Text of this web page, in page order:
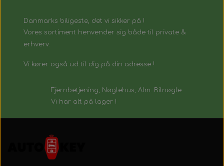
Danmarks biligeste, det vi sikker på !
Vores sortiment henvender sig både til private &
erhverv.
Vi kører også ud til dig på din adresse !
Fjernbetjening, Nøglehus, Alm. Bilnøgle
Vi har alt på lager !